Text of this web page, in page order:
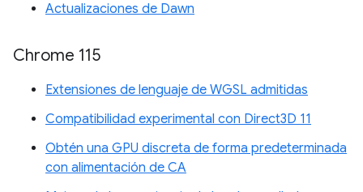
Actualizaciones de Dawn
Chrome 115
Extensiones de lenguaje de WGSL admitidas
Compatibilidad experimental con Direct3D 11
Obtén una GPU discreta de forma predeterminada
con alimentación de CA